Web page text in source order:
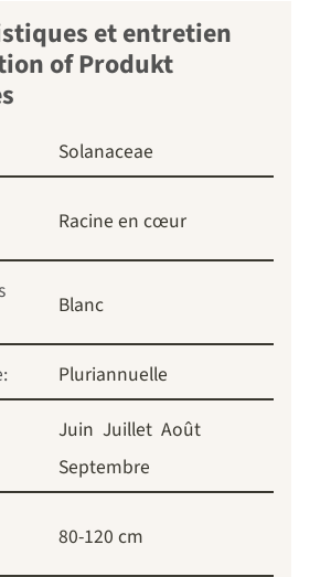
et entretien
Solanaceae
Racine en cœur
Blanc
Pluriannuelle
Juin Juillet Août
Septembre
80-120 cm